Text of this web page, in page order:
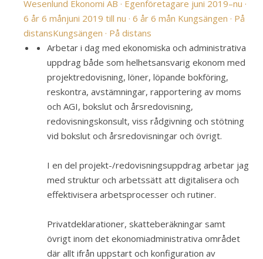
Wesenlund Ekonomi AB · Egenföretagare juni 2019–nu ·
6 år 6 månjuni 2019 till nu · 6 år 6 mån Kungsängen · På
distansKungsängen · På distans
Arbetar i dag med ekonomiska och administrativa
uppdrag både som helhetsansvarig ekonom med
projektredovisning, löner, löpande bokföring,
reskontra, avstämningar, rapportering av moms
och AGI, bokslut och årsredovisning,
redovisningskonsult, viss rådgivning och stötning
vid bokslut och årsredovisningar och övrigt.
I en del projekt-/redovisningsuppdrag arbetar jag
med struktur och arbetssätt att digitalisera och
effektivisera arbetsprocesser och rutiner.
Privatdeklarationer, skatteberäkningar samt
övrigt inom det ekonomiadministrativa området
där allt ifrån uppstart och konfiguration av